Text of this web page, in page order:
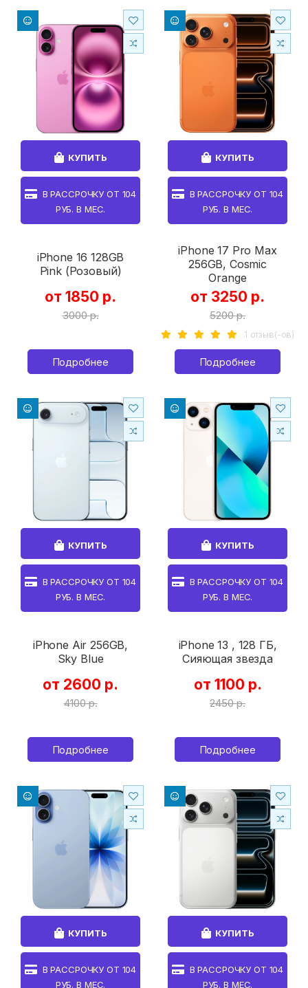
КУПИТЬ
В РАССРОЧКУ ОТ 104
РУБ. В МЕС.
iPhone 16 128GB
Pink (Розовый)
от 1850 р.
3000 р.
Подробнее
КУПИТЬ
В РАССРОЧКУ ОТ 104
РУБ. В МЕС.
iPhone 17 Pro Max
256GB, Cosmic
Orange
от 3250 р.
5200 р.
1 отзыв(-ов)
Подробнее
КУПИТЬ
В РАССРОЧКУ ОТ 104
РУБ. В МЕС.
iPhone Air 256GB,
Sky Blue
от 2600 р.
4100 р.
Подробнее
КУПИТЬ
В РАССРОЧКУ ОТ 104
РУБ. В МЕС.
iPhone 13 , 128 ГБ,
Сияющая звезда
от 1100 р.
2450 р.
Подробнее
КУПИТЬ
В РАССРОЧКУ ОТ 104
РУБ. В МЕС.
КУПИТЬ
В РАССРОЧКУ ОТ 104
РУБ. В МЕС.